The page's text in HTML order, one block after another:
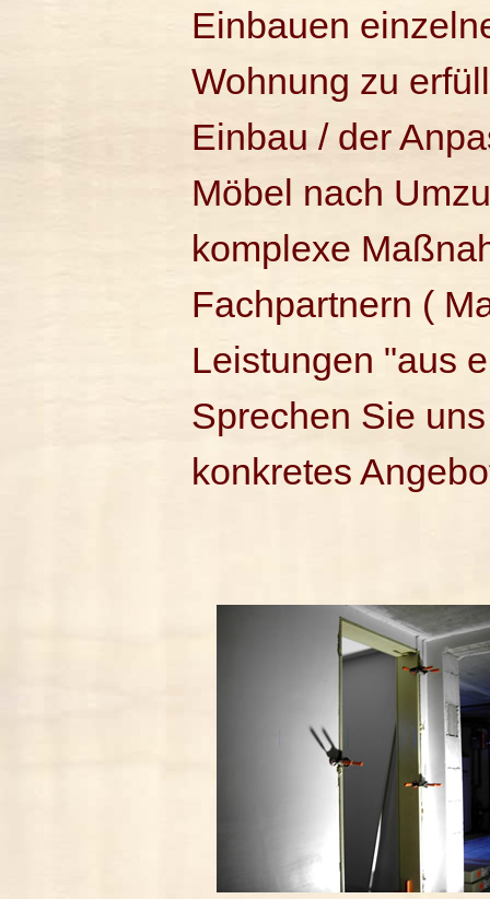
Einbauen
Wohnung zu
Einbau / der
Möbel nach
komplexe
Fachpartnern (
Leistungen "aus
Sprechen Sie
konkretes